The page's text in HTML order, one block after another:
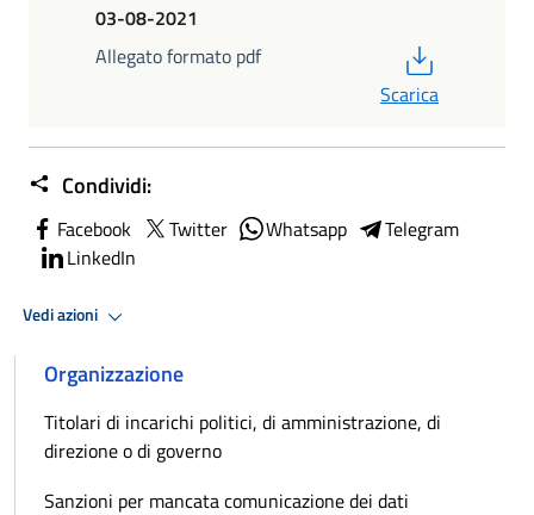
03-08-2021
Allegato formato pdf
Scarica
Condividi:
Facebook Twitter Whatsapp
Telegram
LinkedIn
Vedi azioni
Organizzazione
Titolari di incarichi politici, di amministrazione, di
direzione o di governo
Sanzioni per mancata comunicazione dei dati